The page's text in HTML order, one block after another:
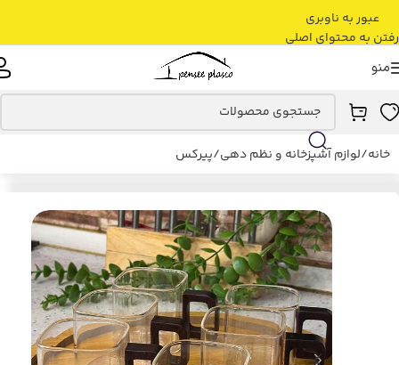
عبور به ناوبری
رفتن به محتوای اصلی
منو
خانه/لوازم آشپزخانه و نظم دهی/پیرکس